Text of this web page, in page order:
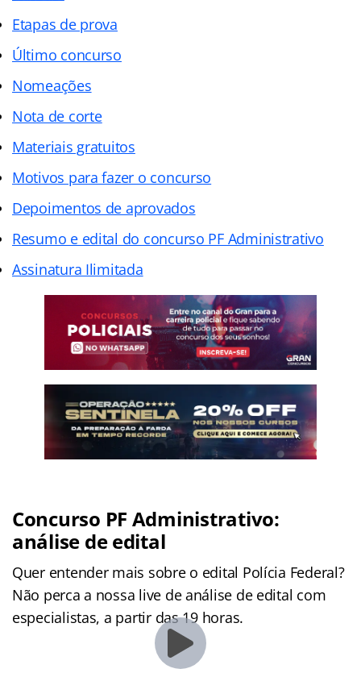
Etapas de prova
Último concurso
Nomeações
Nota de corte
Materiais gratuitos
Motivos para fazer o concurso
Depoimentos de aprovados
Resumo e edital do concurso PF Administrativo
Assinatura Ilimitada
Concurso PF Administrativo:
análise de edital
Quer entender mais sobre o edital Polícia Federal?
Não perca a nossa live de análise de edital com
especialistas, a partir das 19 horas.